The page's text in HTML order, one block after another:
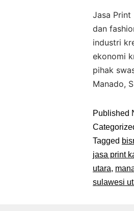
Jasa Print
dan
industri
ekonomi
pihak
Manado,
Published
Tagged
jasa print
utara,
sulawesi